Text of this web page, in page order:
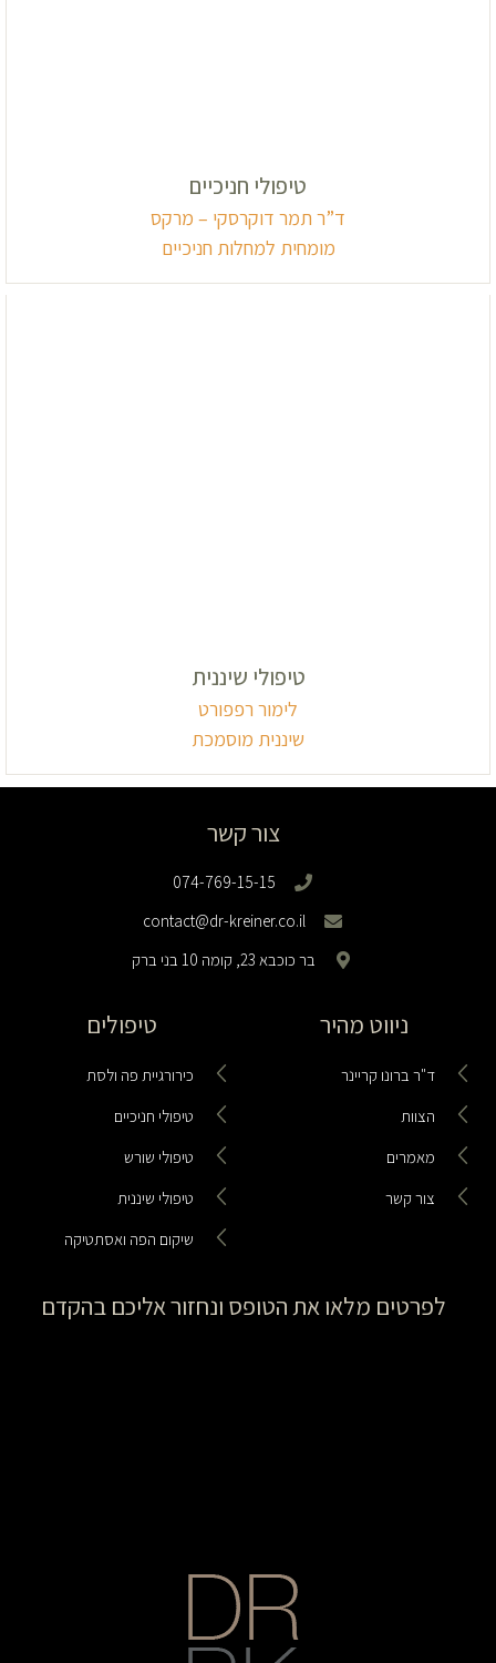
טיפולי חניכיים
ד”ר תמר דוקרסקי – מרקס
מומחית למחלות חניכיים
טיפולי שיננית
לימור רפפורט
שיננית מוסמכת
צור קשר
074-769-15-15
contact@dr-kreiner.co.il
בר כוכבא 23, קומה 10 בני ברק
ניווט מהיר
ד"ר ברונו קריינר
הצוות
מאמרים
צור קשר
טיפולים
כירורגיית פה ולסת
טיפולי חניכיים
טיפולי שורש
טיפולי שיננית
שיקום הפה ואסתטיקה
לפרטים מלאו את הטופס ונחזור אליכם בהקדם